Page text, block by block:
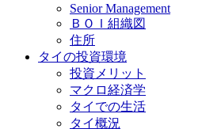
Senior Management
ＢＯＩ組織図
住所
タイの投資環境
投資メリット
マクロ経済学
タイでの生活
タイ概況